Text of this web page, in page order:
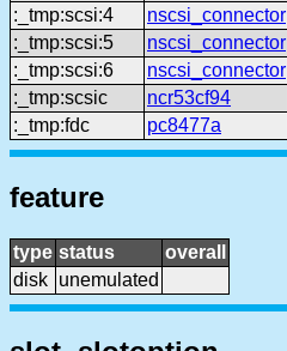
:_tmp:scsi:4
nscsi_connector
:_tmp:scsi:5
nscsi_connector
:_tmp:scsi:6
nscsi_connector
:_tmp:scsic
ncr53cf94
:_tmp:fdc
pc8477a
feature
type status
overall
disk unemulated